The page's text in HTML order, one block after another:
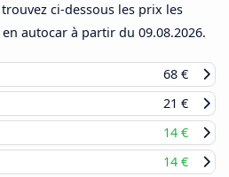
ci-dessous les prix les
autocar à partir du 09.08.2026.
68 €
21 €
14 €
14 €